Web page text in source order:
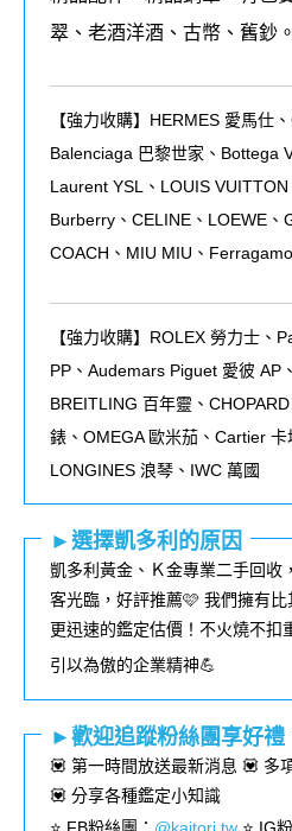
翠、老酒洋酒、古幣、舊鈔。
【強力收購】HERMES 愛馬仕
Balenciaga 巴黎世家、Bottega
Laurent YSL、LOUIS VUITTON
Burberry、CELINE、LOEWE、
COACH、MIU MIU、
【強力收購】ROLEX 勞力士、
PP 、 Audemars Piguet 愛彼 AP 、
BREITLING 百年靈、 CHOPARD
錶、 OMEGA歐米茄、 Cartier 卡
LONGINES 浪琴、 IWC 萬國
►選擇凱多利的原因
凱多利黃金、Ｋ金專業二手回收
客光臨，好評推薦🩷 我們擁有比
更迅速的鑑定估價！不火燒不扣
引以為傲的企業精神💪
►歡迎追蹤粉絲團享好禮
💟 第一時間放送最新消息 💟 多
💟 分享各種鑑定小知識